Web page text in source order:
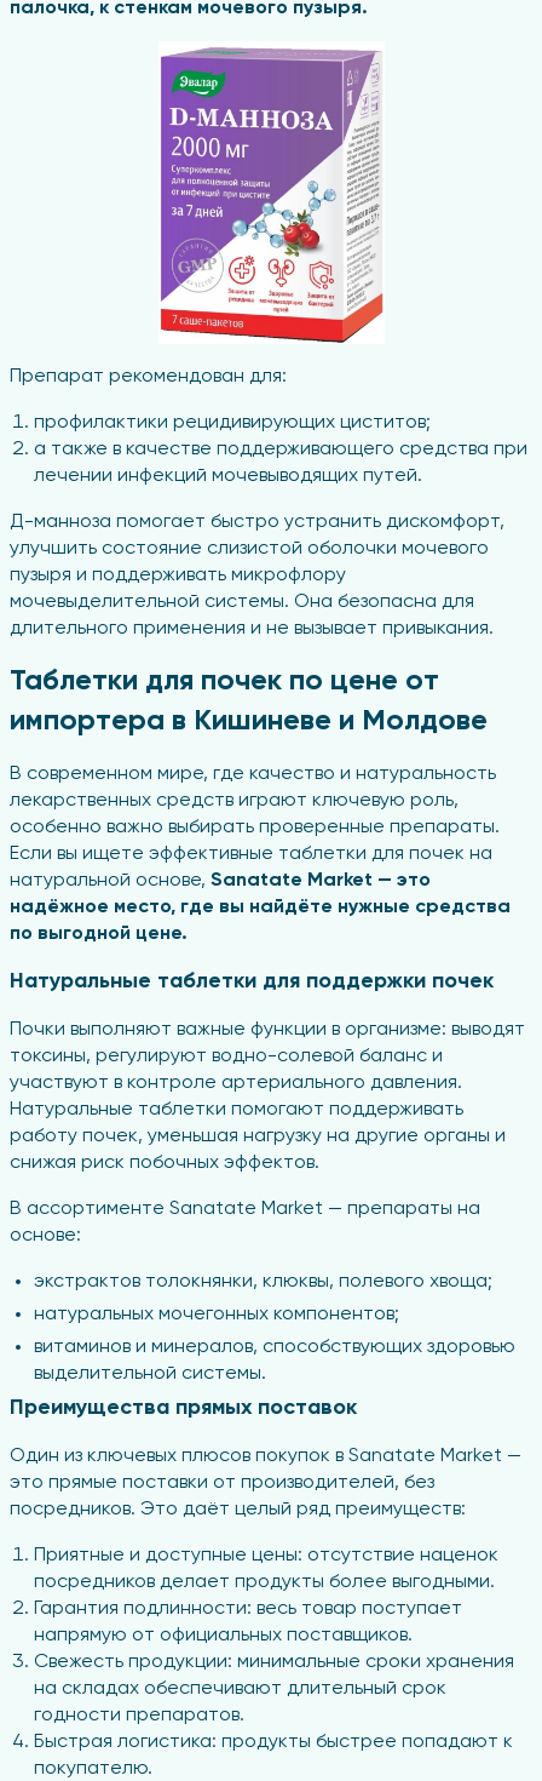
палочка, к стенкам мочевого пузыря.
Препарат рекомендован для:
профилактики рецидивирующих циститов;
а также в качестве поддерживающего средства при
лечении инфекций мочевыводящих путей.
Д-манноза помогает быстро устранить дискомфорт,
улучшить состояние слизистой оболочки мочевого
пузыря и поддерживать микрофлору
мочевыделительной системы. Она безопасна для
длительного применения и не вызывает привыкания.
Таблетки для почек по цене от
импортера в Кишиневе и Молдове
В современном мире, где качество и натуральность
лекарственных средств играют ключевую роль,
особенно важно выбирать проверенные препараты.
Если вы ищете эффективные таблетки для почек на
натуральной основе, Sanatate Market — это
надёжное место, где вы найдёте нужные средства
по выгодной цене.
Натуральные таблетки для поддержки почек
Почки выполняют важные функции в организме: выводят
токсины, регулируют водно-солевой баланс и
участвуют в контроле артериального давления.
Натуральные таблетки помогают поддерживать
работу почек, уменьшая нагрузку на другие органы и
снижая риск побочных эффектов.
В ассортименте Sanatate Market — препараты на
основе:
экстрактов толокнянки, клюквы, полевого хвоща;
натуральных мочегонных компонентов;
витаминов и минералов, способствующих здоровью
выделительной системы.
Преимущества прямых поставок
Один из ключевых плюсов покупок в Sanatate Market —
это прямые поставки от производителей, без
посредников. Это даёт целый ряд преимуществ:
Приятные и доступные цены: отсутствие наценок
посредников делает продукты более выгодными.
Гарантия подлинности: весь товар поступает
напрямую от официальных поставщиков.
Свежесть продукции: минимальные сроки хранения
на складах обеспечивают длительный срок
годности препаратов.
Быстрая логистика: продукты быстрее попадают к
покупателю.